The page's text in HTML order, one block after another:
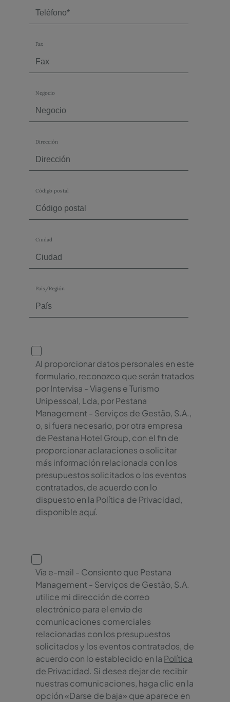
Fax
Negocio
Dirección
Código postal
Ciudad
País/Región
Al proporcionar datos personales en este
formulario, reconozco que serán tratados
por Intervisa - Viagens e Turismo
Unipessoal, Lda, por Pestana
Management - Serviços de Gestão, S.A.,
o, si fuera necesario, por otra empresa
de Pestana Hotel Group, con el fin de
proporcionar aclaraciones o solicitar
más información relacionada con los
presupuestos solicitados o los eventos
contratados, de acuerdo con lo
dispuesto en la Política de Privacidad,
disponible aquí.
Vía e-mail - Consiento que Pestana
Management - Serviços de Gestão, S.A.
utilice mi dirección de correo
electrónico para el envío de
comunicaciones comerciales
relacionadas con los presupuestos
solicitados y los eventos contratados, de
acuerdo con lo establecido en la Política
de Privacidad. Si desea dejar de recibir
nuestras comunicaciones, haga clic en la
opción «Darse de baja» que aparece en